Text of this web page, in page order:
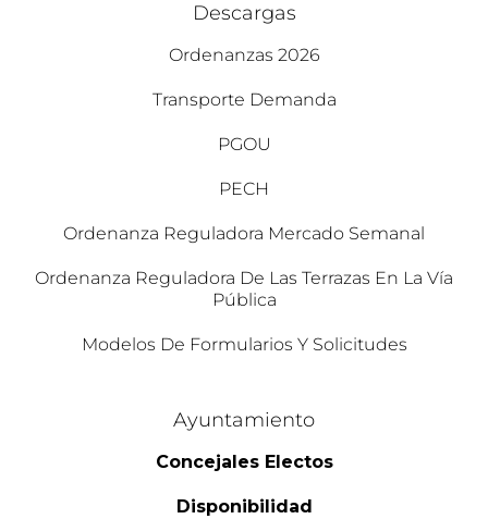
Descargas
Ordenanzas 2026
Transporte Demanda
PGOU
PECH
Ordenanza Reguladora Mercado Semanal
Ordenanza Reguladora De Las Terrazas En La Vía
Pública
Modelos De Formularios Y Solicitudes
Ayuntamiento
Concejales Electos
Disponibilidad